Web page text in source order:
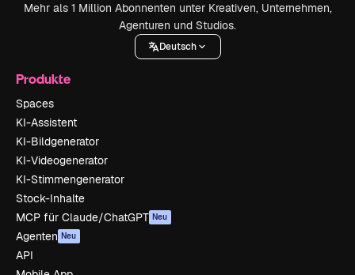
Mehr als 1 Million Abonnenten unter Kreativen, Unternehmen,
Agenturen und Studios.
Deutsch
Produkte
Spaces
KI-Assistent
KI-Bildgenerator
KI-Videogenerator
KI-Stimmengenerator
Stock-Inhalte
MCP für Claude/ChatGPT Neu
Agenten Neu
API